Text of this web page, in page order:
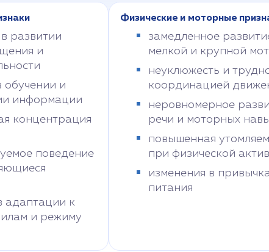
развитии
и
обучении и
информации
концентрация
поведение
адаптации к
и режиму
Физические и моторные
замедленное
мелкой и крупной
неуклюжесть и
координацией
неровномерное
речи и моторных
повышенная
при физической
изменения в
питания